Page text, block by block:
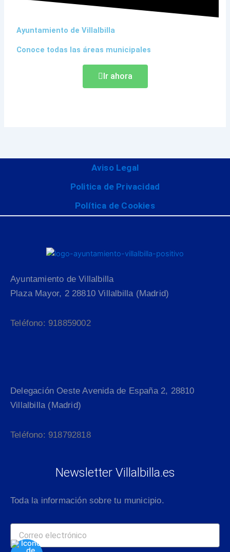
Ayuntamiento de Villalbilla
Conoce todas las áreas municipales
Ir ahora
Aviso Legal
Politica de Privacidad
Política de Cookies
Ayuntamiento de Villalbilla
Plaza Mayor, 2 28810 Villalbilla (Madrid)
Teléfono: 918859002
Delegación Oeste Avenida de España 2, 28810
Villalbilla (Madrid)
Teléfono: 918792818
Newsletter Villalbilla.es
Toda la información sobre tu municipio.